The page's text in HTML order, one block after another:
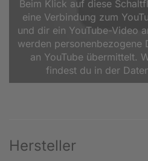
Beim Klick auf diese
eine Verbindung zum
und dir ein YouTube-Video
werden personenbezogene
an YouTube übermittelt.
findest du in der
Hersteller